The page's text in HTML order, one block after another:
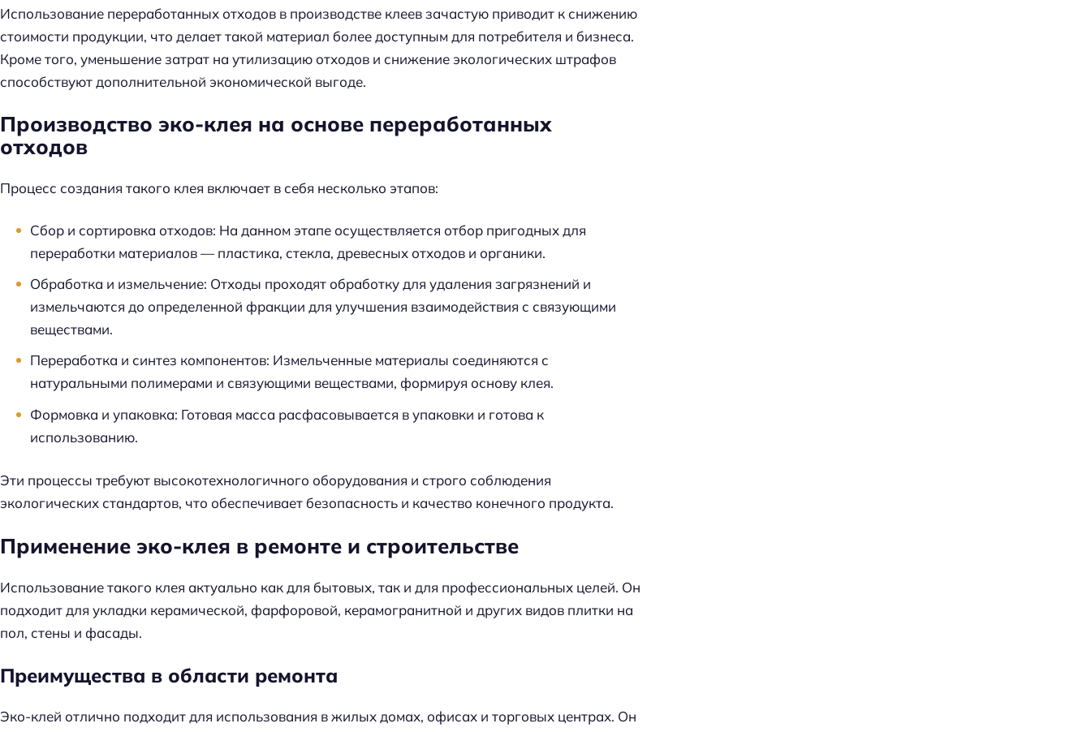
Использование переработанных отходов в производстве клеев зачастую приводит к снижению
стоимости продукции, что делает такой материал более доступным для потребителя и бизнеса.
Кроме того, уменьшение затрат на утилизацию отходов и снижение экологических штрафов
способствуют дополнительной экономической выгоде.
Производство эко-клея на основе переработанных
отходов
Процесс создания такого клея включает в себя несколько этапов:
Сбор и сортировка отходов: На данном этапе осуществляется отбор пригодных для
переработки материалов — пластика, стекла, древесных отходов и органики.
Обработка и измельчение: Отходы проходят обработку для удаления загрязнений и
измельчаются до определенной фракции для улучшения взаимодействия с связующими
веществами.
Переработка и синтез компонентов: Измельченные материалы соединяются с
натуральными полимерами и связующими веществами, формируя основу клея.
Формовка и упаковка: Готовая масса расфасовывается в упаковки и готова к
использованию.
Эти процессы требуют высокотехнологичного оборудования и строго соблюдения
экологических стандартов, что обеспечивает безопасность и качество конечного продукта.
Применение эко-клея в ремонте и строительстве
Использование такого клея актуально как для бытовых, так и для профессиональных целей. Он
подходит для укладки керамической, фарфоровой, керамогранитной и других видов плитки на
пол, стены и фасады.
Преимущества в области ремонта
Эко-клей отлично подходит для использования в жилых домах, офисах и торговых центрах. Он